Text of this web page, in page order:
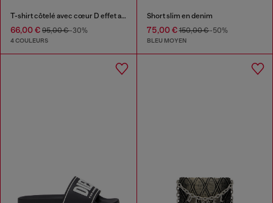
T-shirt côtelé avec cœur D effet aquarelle
66,00 € 95,00 €-30%
4 COULEURS
Short slim en denim
75,00 €150,00 €-50%
BLEU MOYEN